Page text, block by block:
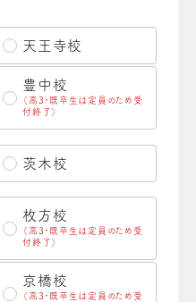
天王寺校
豊中校
（高3・既卒生は定員のため受
付終了）
茨木校
枚方校
（高3・既卒生は定員のため受
付終了）
京橋校
（高3・既卒生は定員のため受